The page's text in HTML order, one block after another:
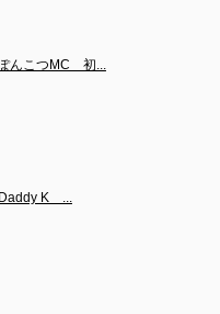
んこつMC　初...
K　...